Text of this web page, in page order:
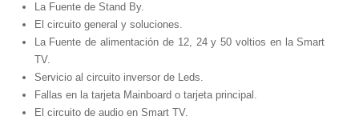
La Fuente de Stand By.
El circuito general y soluciones.
La Fuente de alimentación de 12, 24 y 50 voltios en la Smart
TV.
Servicio al circuito inversor de Leds.
Fallas en la tarjeta Mainboard o tarjeta principal.
El circuito de audio en Smart TV.